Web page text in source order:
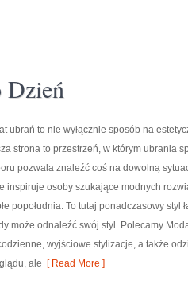
Dzień
ubrań to nie wyłącznie sposób na
strona to przestrzeń, w którym ubrania
pozwala znaleźć coś na dowolną
inspiruje osoby szukające modnych
popołudnia. To tutaj ponadczasowy styl
może odnaleźć swój styl. Polecamy
wyjściowe stylizacje, a także
ale [ Read More ]